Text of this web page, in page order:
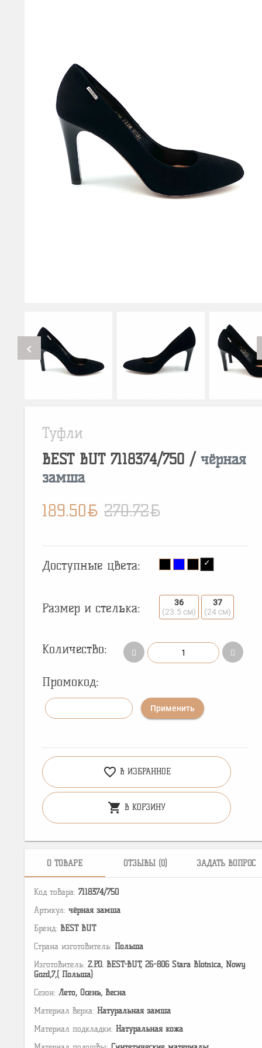
chevron_left
Туфли
BEST BUT 7118374/750 / чёрная
замша
189.50BYN 270.72BYN
Доступные цвета:
Размер и стелька:
36
(23.5 см)
37
(24 см)
Количество:
Промокод:
Применить
favorite_border В ИЗБРАННОЕ
shopping_cart В КОРЗИНУ
О ТОВАРЕ ОТЗЫВЫ (0) ЗАДАТЬ ВОПРОС
Код товара: 7118374/750
Артикул: чёрная замша
Бренд: BEST BUT
Страна изготовитель: Польша
Изготовитель: Z.P.O. BEST-BUT, 26-806 Stara Blotnica, Nowy
Gozd,7,( Польша)
Сезон: Лето, Осень, Весна
Материал верха: Натуральная замша
Материал подкладки: Натуральная кожа